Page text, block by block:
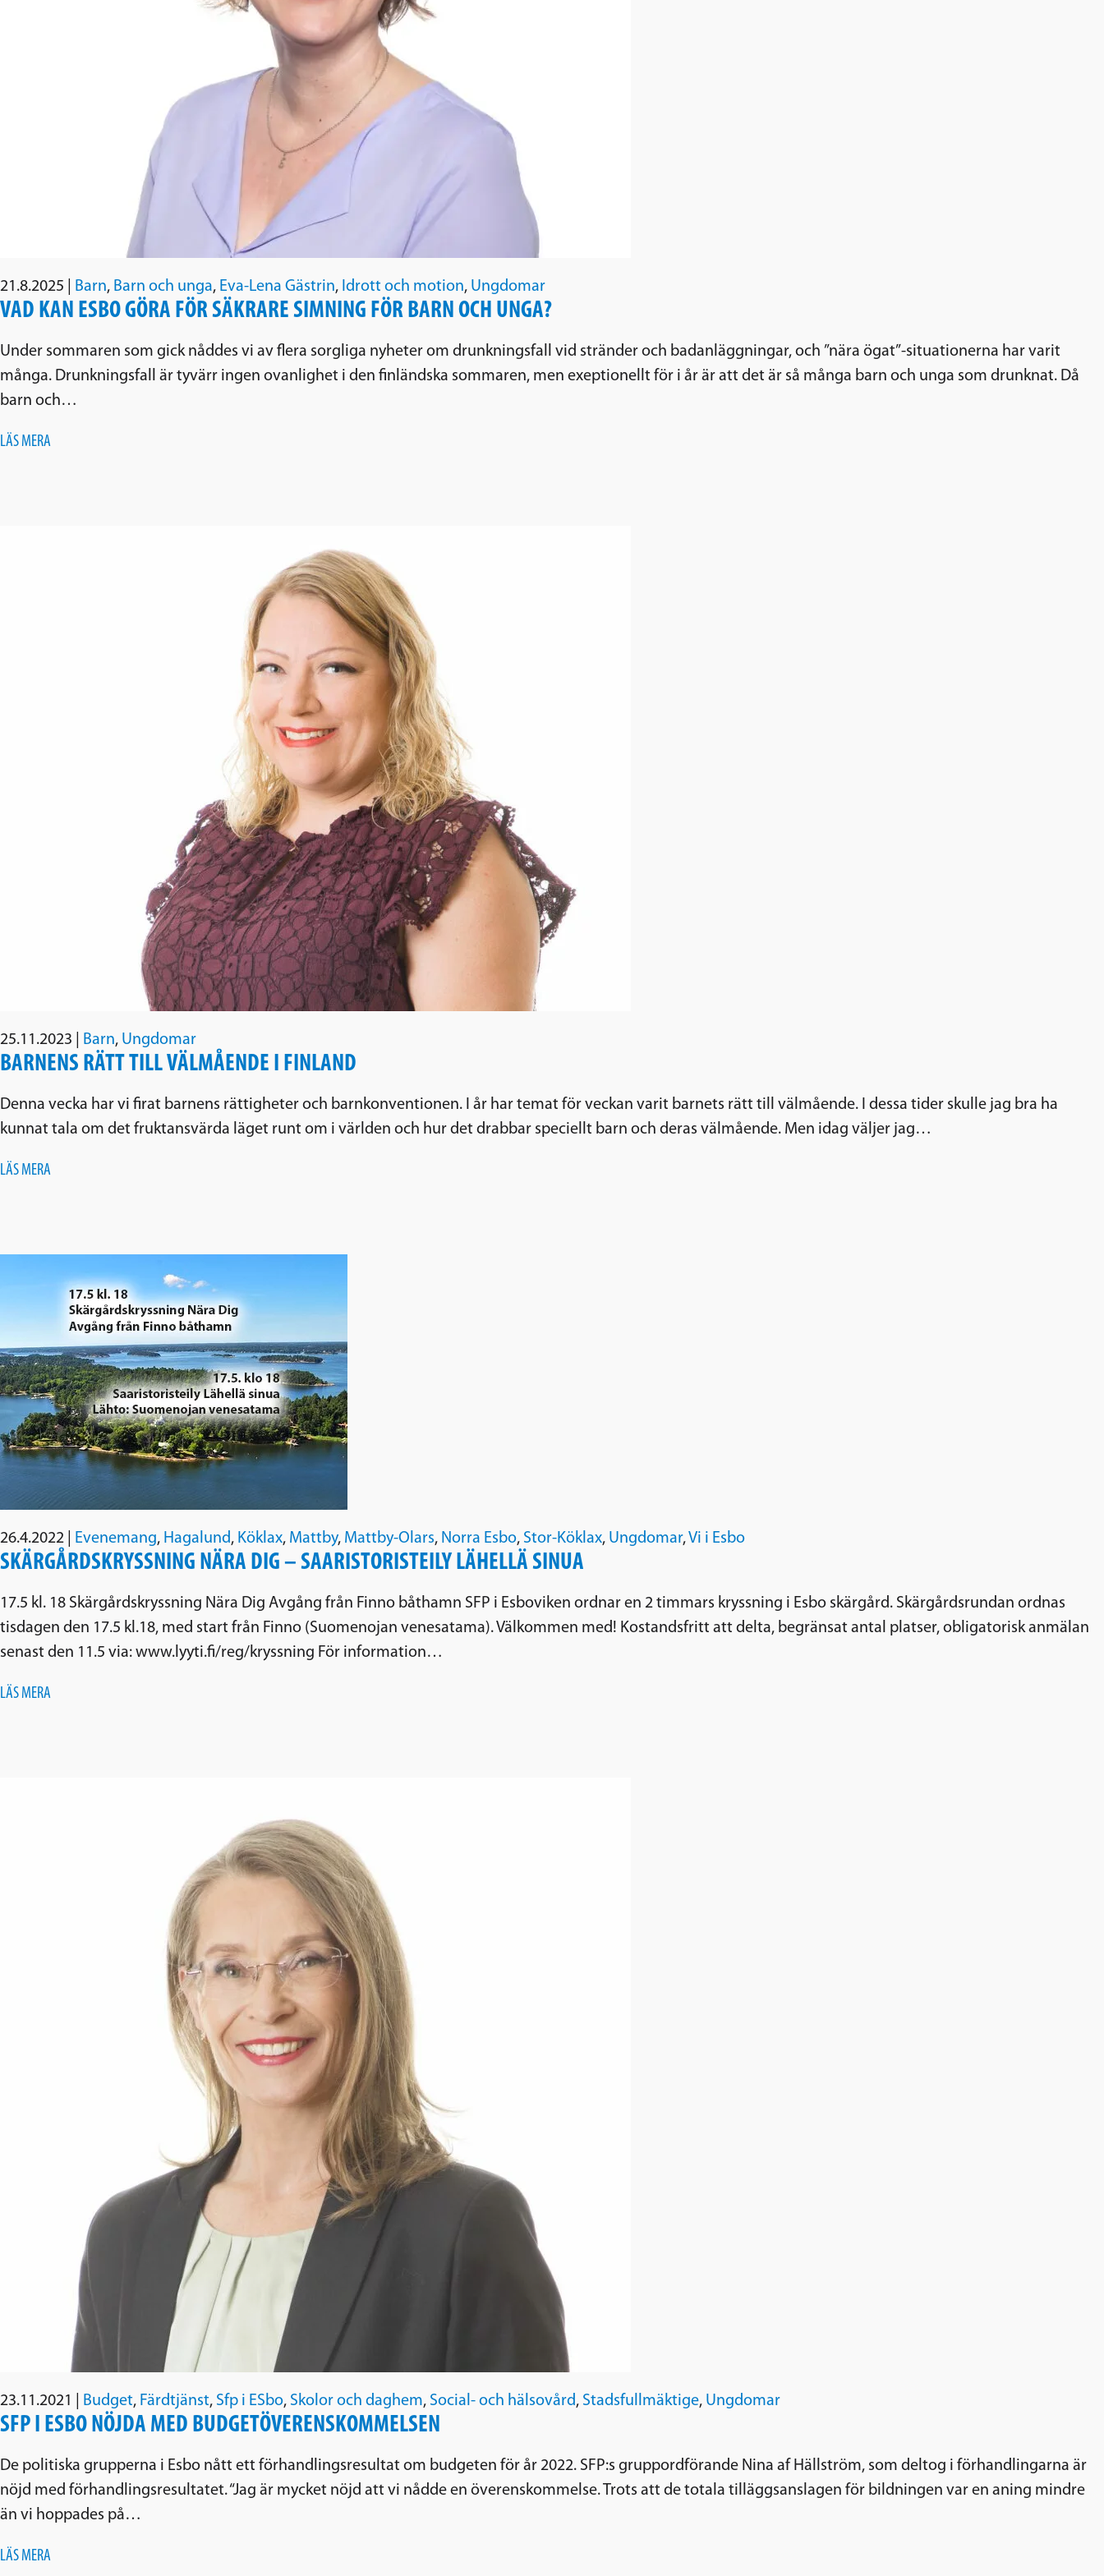
21.8.2025 Barn, Barn och unga, Eva-Lena Gästrin, Idrott och motion, Ungdomar
VAD KAN ESBO GÖRA FÖR SÄKRARE SIMNING FÖR BARN OCH UNGA?
Under sommaren som gick nåddes vi av flera sorgliga nyheter om drunkningsfall vid stränder och badanläggningar, och ”nära ögat”-situationerna har varit
många. Drunkningsfall är tyvärr ingen ovanlighet i den finländska sommaren, men exeptionellt för i år är att det är så många barn och unga som drunknat. Då
barn och…
LÄS MERA
25.11.2023 Barn, Ungdomar
BARNENS RÄTT TILL VÄLMÅENDE I FINLAND
Denna vecka har vi firat barnens rättigheter och barnkonventionen. I år har temat för veckan varit barnets rätt till välmående. I dessa tider skulle jag bra ha
kunnat tala om det fruktansvärda läget runt om i världen och hur det drabbar speciellt barn och deras välmående. Men idag väljer jag…
LÄS MERA
26.4.2022 Evenemang, Hagalund, Köklax, Mattby, Mattby-Olars, Norra Esbo, Stor-Köklax, Ungdomar,Vi i Esbo
SKÄRGÅRDSKRYSSNING NÄRA DIG – SAARISTORISTEILY LÄHELLÄ SINUA
17.5 kl. 18 Skärgårdskryssning Nära Dig Avgång från Finno båthamn SFP i Esboviken ordnar en 2 timmars kryssning i Esbo skärgård. Skärgårdsrundan ordnas
tisdagen den 17.5 kl.18, med start från Finno (Suomenojan venesatama). Välkommen med! Kostandsfritt att delta, begränsat antal platser, obligatorisk anmälan
senast den 11.5 via: www.lyyti.fi/reg/kryssning För information…
LÄS MERA
23.11.2021 Budget, Färdtjänst, Sfp i ESbo, Skolor och daghem, Social- och hälsovård, Stadsfullmäktige, Ungdomar
SFP I ESBO NÖJDA MED BUDGETÖVERENSKOMMELSEN
De politiska grupperna i Esbo nått ett förhandlingsresultat om budgeten för år 2022. SFP:s gruppordförande Nina af Hällström, som deltog i förhandlingarna är
nöjd med förhandlingsresultatet. “Jag är mycket nöjd att vi nådde en överenskommelse. Trots att de totala tilläggsanslagen för bildningen var en aning mindre
än vi hoppades på…
LÄS MERA